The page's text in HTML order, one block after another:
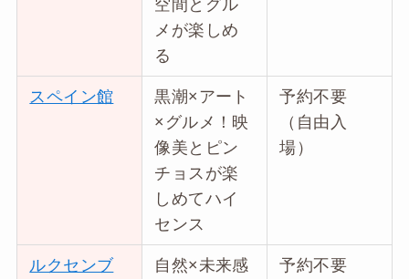
空間とグル
メが楽しめ
る
スペイン館
黒潮×アート
×グルメ！映
像美とピン
チョスが楽
しめてハイ
センス
予約不要
（自由入
場）
ルクセンブ
自然×未来感
予約不要